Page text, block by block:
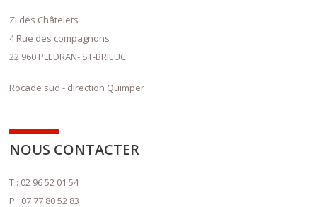
ZI des Châtelets
4 Rue des compagnons
22 960 PLEDRAN- ST-BRIEUC
Rocade sud - direction Quimper
NOUS CONTACTER
T : 02 96 52 01 54
P : 07 77 80 52 83